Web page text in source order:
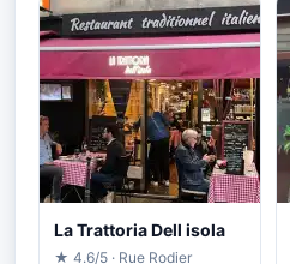
La Trattoria Dell isola
★ 4.6/5 · Rue Rodier